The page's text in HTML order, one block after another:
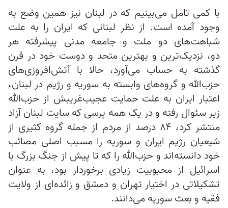
با کمی تامل می‌بینیم که در لبنان نیز همین وضع به
وجود آمده است. از نظر لبنانی که ایران را به علت
شباهت‌های دو ملت و جامعه مدنی پیشرفته هر
دو، نزدیک‌ترین و بهترین متحد و دوست خود در قرن
گذشته به حساب می‌آورد، حالا با آتش‌افروزی‌های
حزب‌الله و گروه‌های وابسته به سوریه و رژیم در لبنان،
اعتبار ایران به علت حمایت عجیب‌‌غریبش از حزب‌الله
زیر سئوال رفته و در یک همه پرسی که سایت لبنان آزاد
منتشر کرد، ۸۴ درصد از مردم از جمله گروه کثیری از
شیعیان رژیم ایران و سوریه را مسبب اصلی مصائب
خود دانسته‌اند و حزب‌الله را که تا پیش از جنگ بزرگ با
اسرائیل از محبوبیت زیادی برخوردار بود، به عنوان
تشکیلاتی در اختیار تهران و دمشق و زائده‌ای از ولایت
فقیه و بعث سوریه می‌دانند.